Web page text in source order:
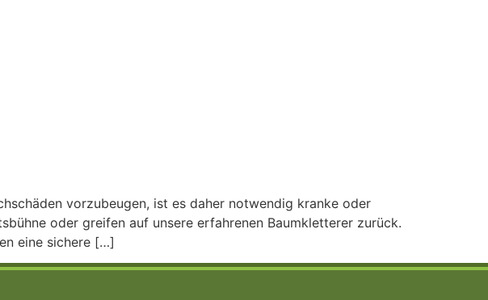
vorzubeugen, ist es daher notwendig kranke oder
oder greifen auf unsere erfahrenen Baumkletterer zurück.
eine sichere […]